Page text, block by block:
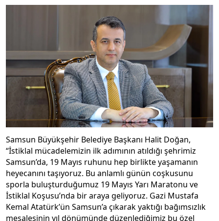
Samsun Büyükşehir Belediye Başkanı Halit Doğan,
“İstiklal mücadelemizin ilk adımının atıldığı şehrimiz
Samsun’da, 19 Mayıs ruhunu hep birlikte yaşamanın
heyecanını taşıyoruz. Bu anlamlı günün coşkusunu
sporla buluşturduğumuz 19 Mayıs Yarı Maratonu ve
İstiklal Koşusu’nda bir araya geliyoruz. Gazi Mustafa
Kemal Atatürk’ün Samsun’a çıkarak yaktığı bağımsızlık
meşalesinin yıl dönümünde düzenlediğimiz bu özel